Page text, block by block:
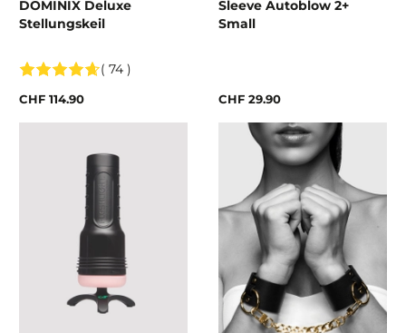
DOMINIX Deluxe
Stellungskeil
( 74 )
CHF 114.90
Sleeve Autoblow 2+
Small
CHF 29.90